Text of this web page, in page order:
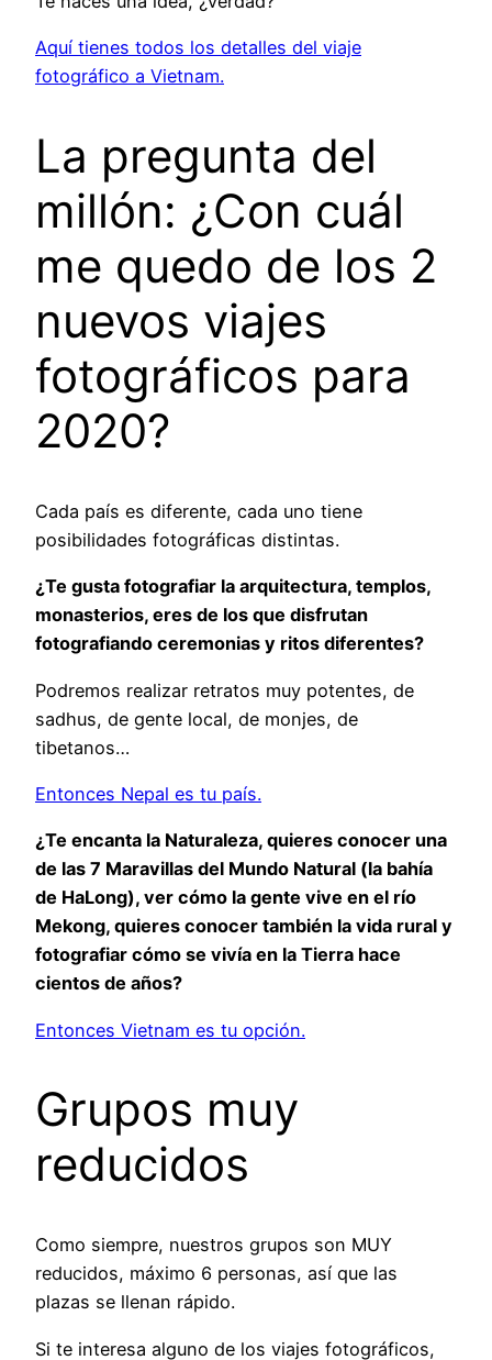
Aquí tienes todos los detalles del viaje
fotográfico a Vietnam.
La pregunta del
millón: ¿Con cuál
me quedo de los 2
nuevos viajes
fotográficos para
2020?
Cada país es diferente, cada uno tiene
posibilidades fotográficas distintas.
¿Te gusta fotografiar la arquitectura, templos,
monasterios, eres de los que disfrutan
fotografiando ceremonias y ritos diferentes?
Podremos realizar retratos muy potentes, de
sadhus, de gente local, de monjes, de
tibetanos…
Entonces Nepal es tu país.
¿Te encanta la Naturaleza, quieres conocer una
de las 7 Maravillas del Mundo Natural (la bahía
de HaLong), ver cómo la gente vive en el río
Mekong, quieres conocer también la vida rural y
fotografiar cómo se vivía en la Tierra hace
cientos de años?
Entonces Vietnam es tu opción.
Grupos muy
reducidos
Como siempre, nuestros grupos son MUY
reducidos, máximo 6 personas, así que las
plazas se llenan rápido.
Si te interesa alguno de los viajes fotográficos,